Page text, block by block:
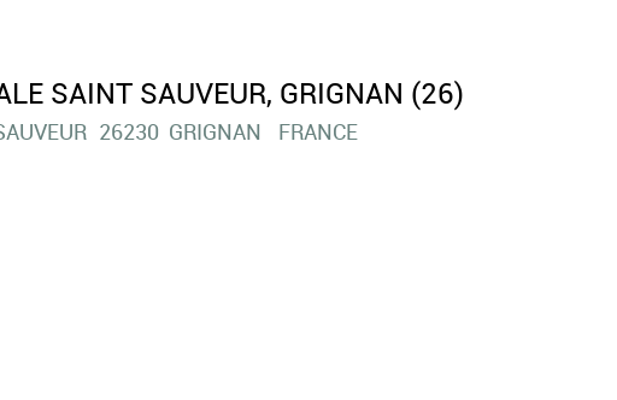
SAINT SAUVEUR, GRIGNAN (26)
26230 GRIGNAN FRANCE